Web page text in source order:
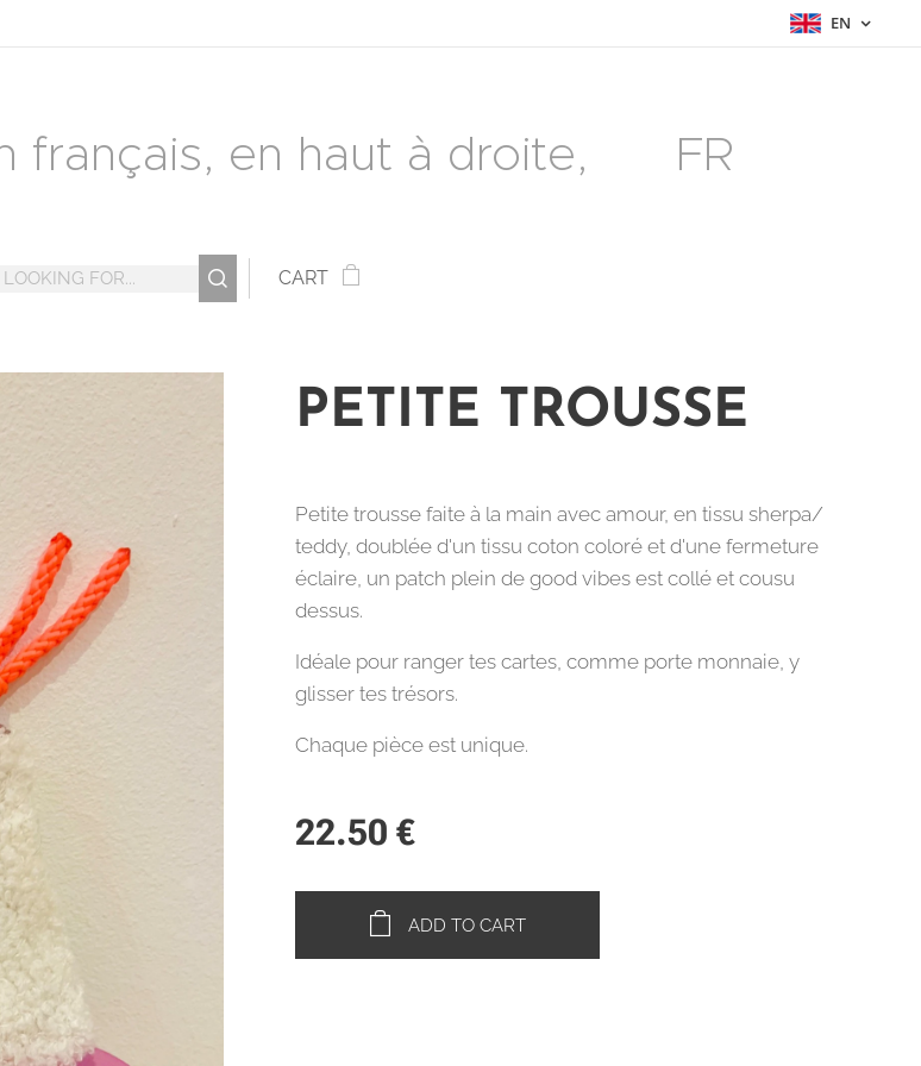
EN
français, en haut à droite, 🇫🇷 FR
CART
PETITE TROUSSE
Petite trousse faite à la main avec amour, en tissu sherpa/
teddy, doublée d'un tissu coton coloré et d'une fermeture
éclaire, un patch plein de good vibes est collé et cousu
dessus.
Idéale pour ranger tes cartes, comme porte monnaie, y
glisser tes trésors.
Chaque pièce est unique.
22.50 €
ADD TO CART